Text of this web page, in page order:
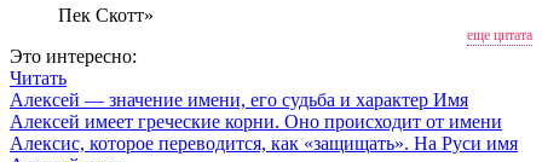
Пек Скотт»
еще цитата
Это интересно:
Читать
Алексей — значение имени, его судьба и характер Имя
Алексей имеет греческие корни. Оно происходит от имени
Алексис, которое переводится, как «защищать». На Руси имя